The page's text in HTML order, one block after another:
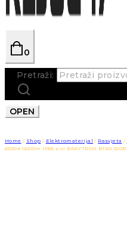
0
Pretraži:
OPEN
Home / Shop / Elektromaterijal / Rasvjeta /
6500K 1620lm IP65 sivi BRAYTRON BT60-32031